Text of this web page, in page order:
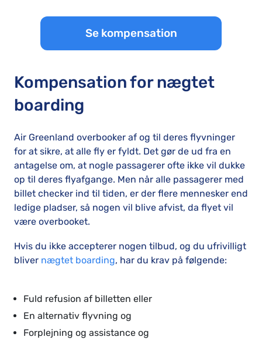
Se kompensation
Kompensation for nægtet
boarding
Air Greenland overbooker af og til deres flyvninger
for at sikre, at alle fly er fyldt. Det gør de ud fra en
antagelse om, at nogle passagerer ofte ikke vil dukke
op til deres flyafgange. Men når alle passagerer med
billet checker ind til tiden, er der flere mennesker end
ledige pladser, så nogen vil blive afvist, da flyet vil
være overbooket.
Hvis du ikke accepterer nogen tilbud, og du ufrivilligt
bliver nægtet boarding, har du krav på følgende:
Fuld refusion af billetten eller
En alternativ flyvning og
Forplejning og assistance og